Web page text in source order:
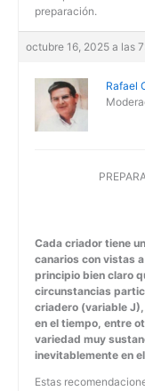
preparación.
octubre 16, 2025 a las
Rafael
Cada criador tiene
canarios con vistas
principio bien claro
circunstancias
criadero (variable
en el tiempo, entre
variedad muy
inevitablemente en
Estas